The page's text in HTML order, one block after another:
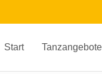
Start Tanzangebote